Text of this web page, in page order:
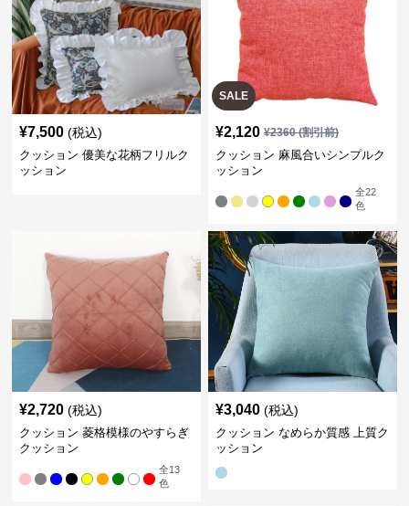
¥7,500 (税込)
クッション 優美な花柄フリルク
ッション
SALE
¥2,120 ¥2360(割引前)
クッション 麻風合いシンプルク
ッション
全22
色
¥2,720 (税込)
クッション 菱格模様のやすらぎ
クッション
全13
色
¥3,040 (税込)
クッション なめらか質感 上質ク
ッション